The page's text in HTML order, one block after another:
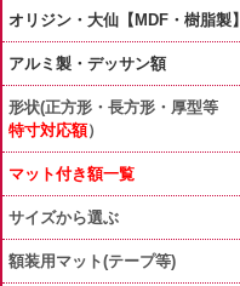
オリジン・大仙【MDF・樹脂製】
アルミ製・デッサン額
形状(正方形・長方形・厚型等
特寸対応額）
マット付き額一覧
サイズから選ぶ
額装用マット(テープ等)